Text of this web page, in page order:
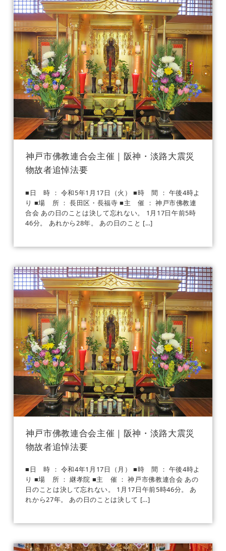
神戸市佛教連合会主催｜阪神・淡路大震災
物故者追悼法要
■日 時 ： 令和5年1月17日（火） ■時 間 ： 午後4時よ
り ■場 所 ： 長田区・長福寺 ■主 催 ： 神戸市佛教連
合会 あの日のことは決して忘れない。 1月17日午前5時
46分。 あれから28年。 あの日のこと […]
神戸市佛教連合会主催｜阪神・淡路大震災
物故者追悼法要
■日 時 ： 令和4年1月17日（月） ■時 間 ： 午後4時よ
り ■場 所 ： 継孝院 ■主 催 ： 神戸市佛教連合会 あの
日のことは決して忘れない。 1月17日午前5時46分。 あ
れから27年。 あの日のことは決して […]